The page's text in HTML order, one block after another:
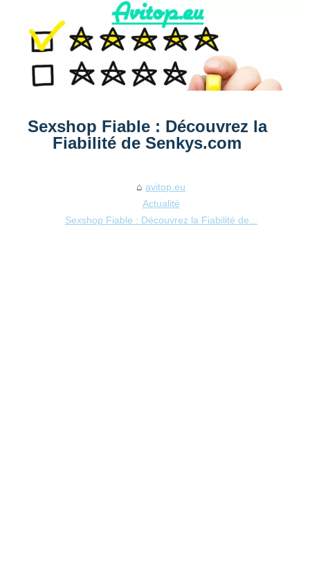
Sexshop Fiable : Découvrez la
Fiabilité de Senkys.com
avitop.eu
Actualité
Sexshop Fiable : Découvrez la Fiabilité de...